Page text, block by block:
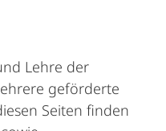
Lehre der
geförderte
Seiten finden